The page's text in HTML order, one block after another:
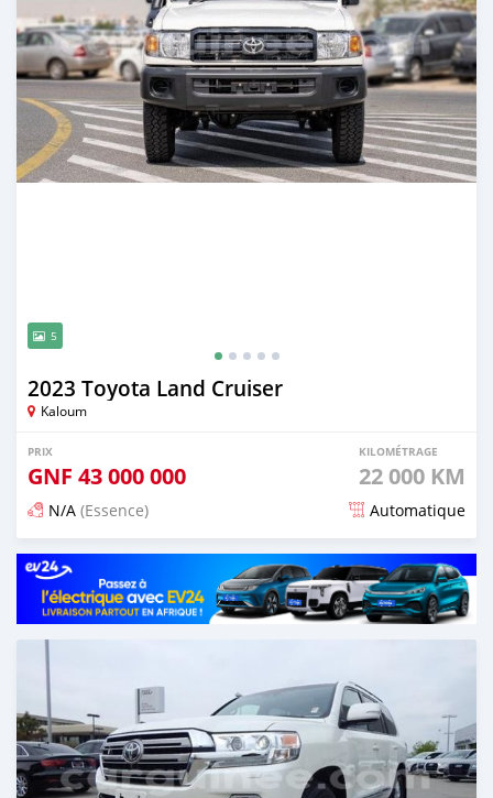
5
2023 Toyota Land Cruiser
Kaloum
PRIX
GNF 43 000 000
KILOMÉTRAGE
22 000 KM
N/A (Essence) Automatique
Publié il y a 6 mois